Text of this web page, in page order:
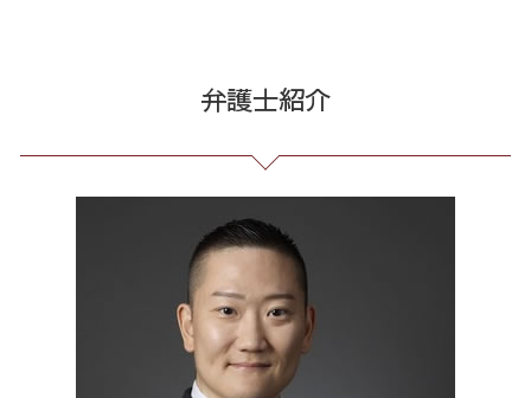
先物取引 詐欺
競馬 予想 詐欺
債務整理 借金 金額
過払い金 遅延損害金
借金 無料相談 電話
個人再生 5年
債務整理 種類 メリット デメリット
労務 トラブル
セクハラ パワハラ
有給 取得 トラブル
不当解雇 労基
企業法務 とは
セクハラ 相談 解決
不当解雇 とは
誹謗中傷 被害
誹謗中傷 どこから
誹謗中傷 特定
誹謗中傷 逮捕
Twitter 誹謗中傷
誹謗中傷 SNS
契約書作成 港区 弁護士
消費者被害 全国 相談
個人再生 23区 相談
個人再生 23区 弁護士
過払い金請求 全国 相談
リーガルチェック 全国 弁護士
消費者被害 23区 弁護士
リーガルチェック 東京都 相談
企業法務 港区 弁護士
弁護士紹介